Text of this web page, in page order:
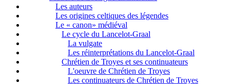
Les auteurs
Les origines celtiques des légendes
Le « canon» médiéval
Le cycle du Lancelot-Graal
La vulgate
Les réinterprétations du Lancelot-Graal
Chrétien de Troyes et ses continuateurs
L'oeuvre de Chrétien de Troyes
Les continuateurs de Chrétien de Troyes